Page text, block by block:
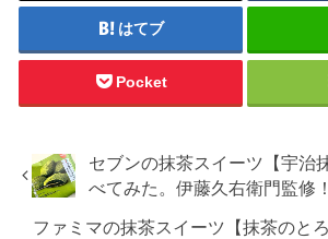
はてブ
Pocket
セブンの抹茶スイーツ【宇治
べてみた。伊藤久右衛門監修！
ファミマの抹茶スイーツ【抹茶のと